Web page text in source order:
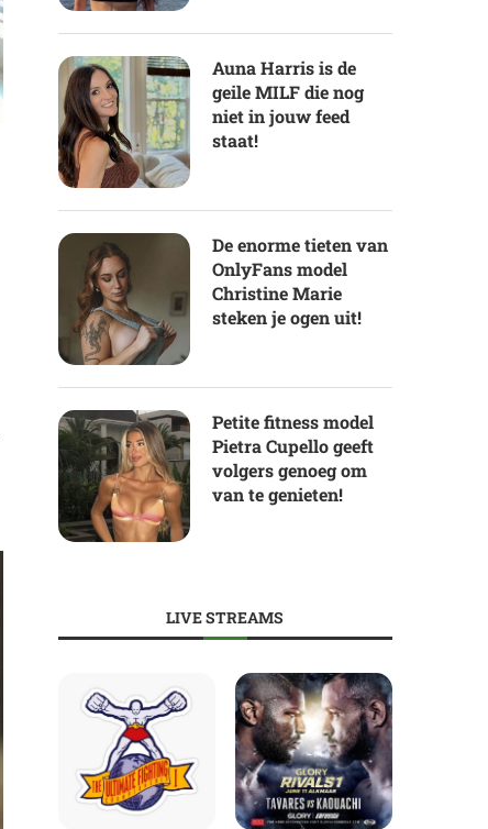
Auna Harris is de
geile MILF die nog
niet in jouw feed
staat!
De enorme tieten van
OnlyFans model
Christine Marie
steken je ogen uit!
Petite fitness model
Pietra Cupello geeft
volgers genoeg om
van te genieten!
LIVE STREAMS